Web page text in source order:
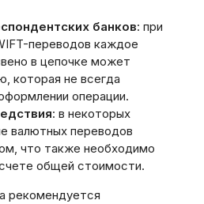
банков: при
переводов каждое
в цепочке может
которая не всегда
операции.
: в некоторых
валютных переводов
что также необходимо
общей стоимости.
рекомендуется